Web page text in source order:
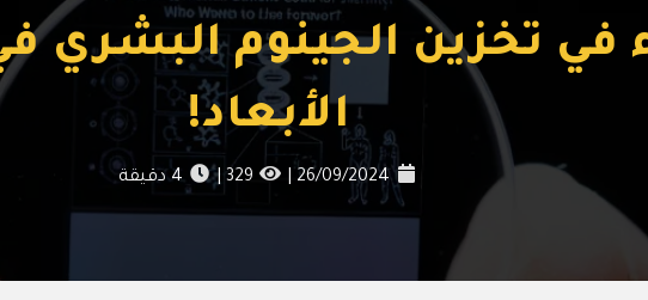
في تخزين الجينوم البشري
الأبعاد!
26/09/2024
|
4دقيقة